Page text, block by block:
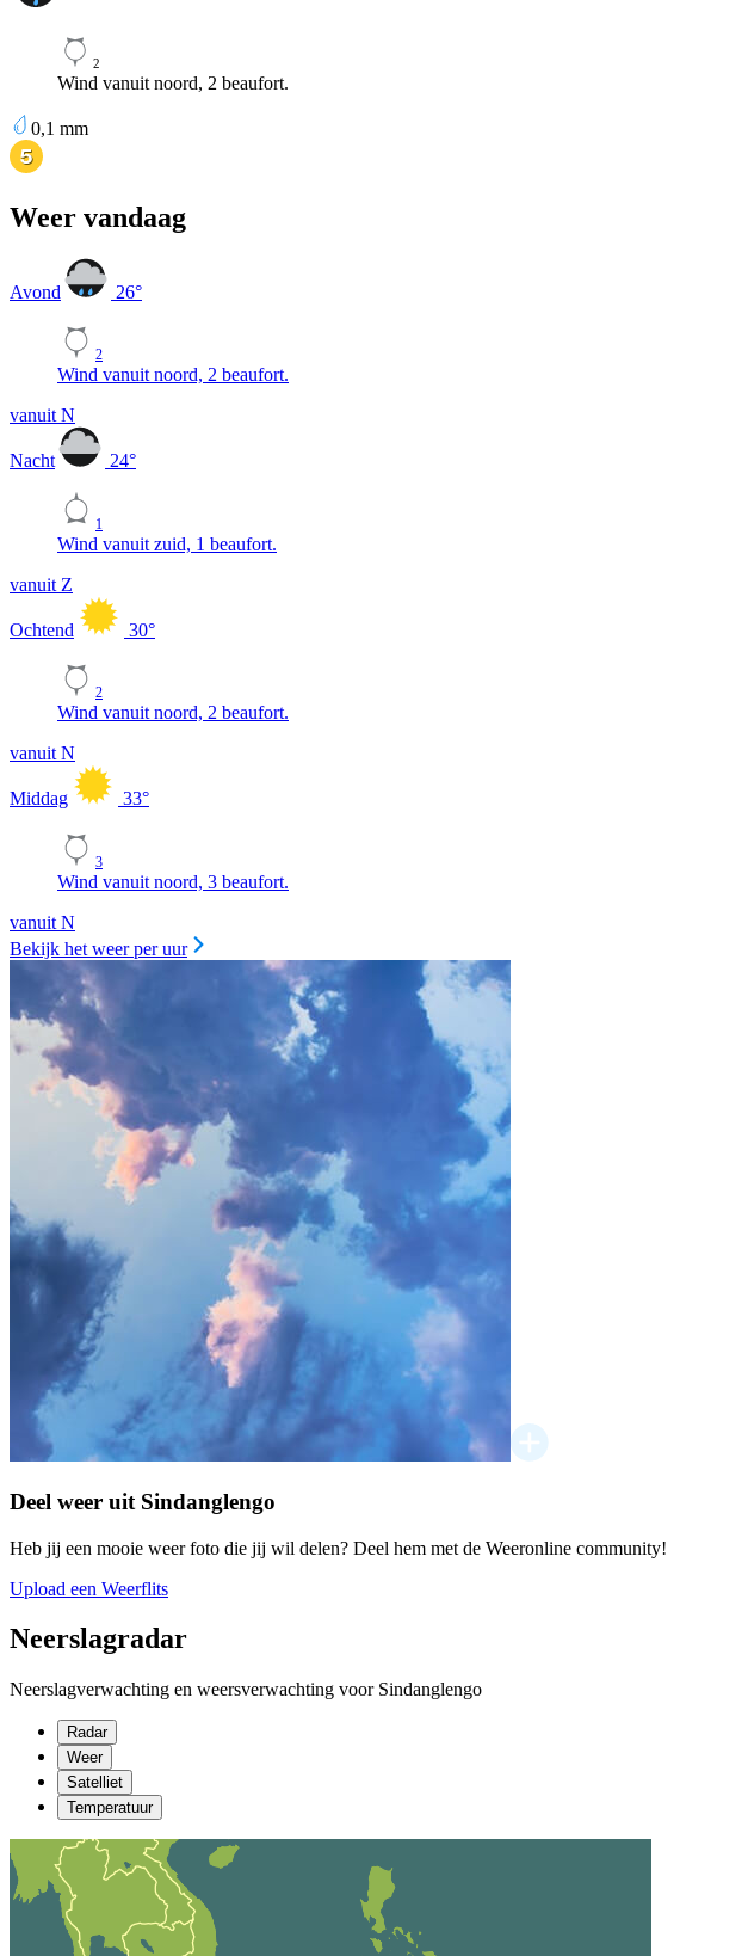
2
Wind vanuit noord, 2 beaufort.
0,1 mm
Weer vandaag
Avond 26°
2
Wind vanuit noord, 2 beaufort.
vanuit N
Nacht 24°
1
Wind vanuit zuid, 1 beaufort.
vanuit Z
Ochtend 30°
2
Wind vanuit noord, 2 beaufort.
vanuit N
Middag 33°
3
Wind vanuit noord, 3 beaufort.
vanuit N
Bekijk het weer per uur
Deel weer uit Sindanglengo
Heb jij een mooie weer foto die jij wil delen? Deel hem met de Weeronline community!
Upload een Weerflits
Neerslagradar
Neerslagverwachting en weersverwachting voor Sindanglengo
Radar
Weer
Satelliet
Temperatuur